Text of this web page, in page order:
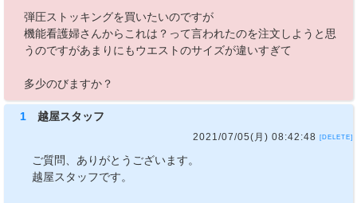
弾圧ストッキングを買いたいのですが
機能看護婦さんからこれは？って言われたのを注文しようと思
うのですがあまりにもウエストのサイズが違いすぎて
多少のびますか？
1 越屋スタッフ
2021/07/05(月) 08:42:48 [DELETE]
ご質問、ありがとうございます。
越屋スタッフです。